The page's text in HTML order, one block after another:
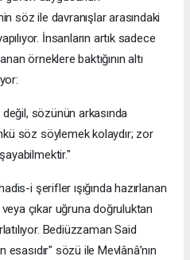
söz ile davranışlar arasındaki
İnsanların artık sadece
örneklere baktığının altı
sözünün arkasında
söz söylemek kolaydır; zor
i şerifler ışığında hazırlanan
çıkar uğruna doğruluktan
Bediüzzaman Said
sözü ile Mevlânâ’nın